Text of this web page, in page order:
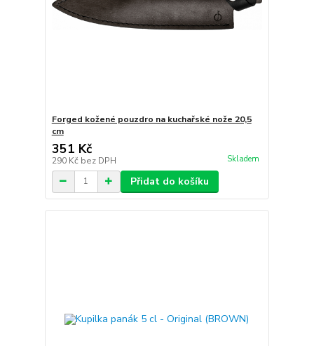
Forged kožené pouzdro na kuchařské nože 20,5
cm
351 Kč
290 Kč bez DPH Skladem
Přidat do košíku